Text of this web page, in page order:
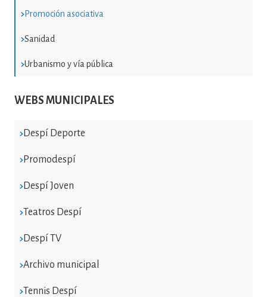
Promoción asociativa
Sanidad
Urbanismo y vía pública
WEBS MUNICIPALES
Despí Deporte
Promodespí
Despí Joven
Teatros Despí
Despí TV
Archivo municipal
Tennis Despí